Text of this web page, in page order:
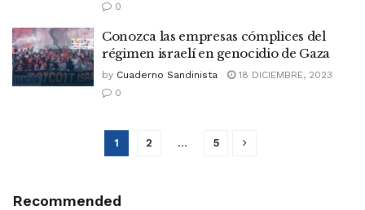
0
Conozca las empresas cómplices del
régimen israelí en genocidio de Gaza
by Cuaderno Sandinista
18 DICIEMBRE, 2023
0
1 2 … 5
Recommended